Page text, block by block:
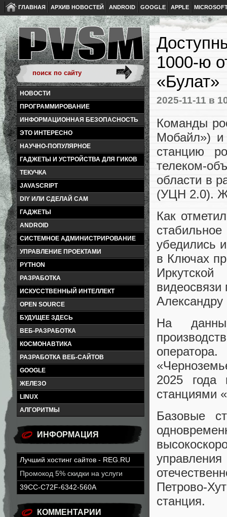
ГЛАВНАЯ АРХИВ НОВОСТЕЙ ANDROID GOOGLE APPLE
НОВОСТИ
ПРОГРАММИРОВАНИЕ
ИНФОРМАЦИОННАЯ БЕЗОПАСНОСТЬ
ЭТО ИНТЕРЕСНО
НАУЧНО-ПОПУЛЯРНОЕ
ГАДЖЕТЫ И УСТРОЙСТВА ДЛЯ ГИКОВ
ТЕКУЧКА
JAVASCRIPT
DIY ИЛИ СДЕЛАЙ САМ
ГАДЖЕТЫ
ANDROID
СИСТЕМНОЕ АДМИНИСТРИРОВАНИЕ
УПРАВЛЕНИЕ ПРОЕКТАМИ
PYTHON
РАЗРАБОТКА
ИСКУССТВЕННЫЙ ИНТЕЛЛЕКТ
OPEN SOURCE
БУДУЩЕЕ ЗДЕСЬ
ВЕБ-РАЗРАБОТКА
КОСМОНАВТИКА
РАЗРАБОТКА ВЕБ-САЙТОВ
GOOGLE
ЖЕЛЕЗО
LINUX
АЛГОРИТМЫ
ИНФОРМАЦИЯ
Лучший хостинг сайтов - REG.RU
Промокод 5% скидки на услуги
39CC-C72F-6342-560A
КОММЕНТАРИИ
1000-ю
«Булат»
2025-11-11 в
Команды
Мобайл»)
станцию
телеком-
области в
(УЦН 2.0).
Как
убедились
в Ключах
видеосвязи
На
2025 года
станциями
Базовые
Петрово-
станция.